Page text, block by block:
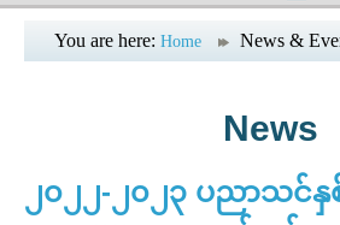
You are here: Home News &
News
၂၀၂၂-၂၀၂၃ ပညာသင်နှ